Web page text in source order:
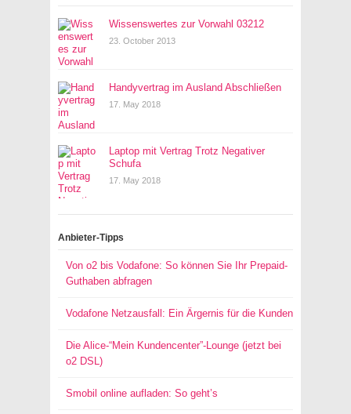
Wissenswertes zur Vorwahl 03212
23. October 2013
Handyvertrag im Ausland Abschließen
17. May 2018
Laptop mit Vertrag Trotz Negativer
Schufa
17. May 2018
Anbieter-Tipps
Von o2 bis Vodafone: So können Sie Ihr Prepaid-
Guthaben abfragen
Vodafone Netzausfall: Ein Ärgernis für die Kunden
Die Alice-“Mein Kundencenter”-Lounge (jetzt bei
o2 DSL)
Smobil online aufladen: So geht’s